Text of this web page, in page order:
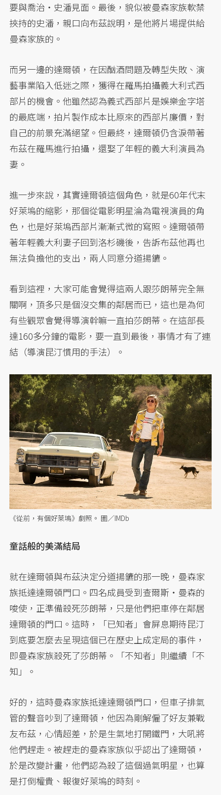
要與喬治・史潘見面。最後，貌似被曼森家族軟禁
挾持的史潘，親口向布茲說明，是他將片場提供給
曼森家族的。
而另一邊的達爾頓，在因酗酒問題及轉型失敗、演
藝事業陷入低迷之際，獲得在羅馬拍攝義大利式西
部片的機會。他雖然認為義式西部片是娛樂金字塔
的最底端，拍片製作成本比原來的西部片廉價，對
自己的前景充滿絕望。但最終，達爾頓仍含淚帶著
布茲在羅馬進行拍攝，還娶了年輕的義大利演員為
妻。
進一步來說，其實達爾頓這個角色，就是60年代末
好萊塢的縮影，那個從電影明星淪為電視演員的角
色，也是好萊塢西部片漸漸式微的寫照。達爾頓帶
著年輕義大利妻子回到洛杉磯後，告訴布茲他再也
無法負擔他的支出，兩人同意分道揚鑣。
看到這裡，大家可能會覺得這兩人跟莎朗蒂完全無
關啊，頂多只是個沒交集的鄰居而已，這也是為何
有些觀眾會覺得導演幹嘛一直拍莎朗蒂。在這部長
達160多分鐘的電影，要一直到最後，事情才有了連
結（導演昆汀慣用的手法）。
《從前，有個好萊塢》劇照。 圖／IMDb
童話般的美滿結局
就在達爾頓與布茲決定分道揚鑣的那一晚，曼森家
族抵達達爾頓門口。四名成員受到查爾斯・曼森的
唆使，正準備殺死莎朗蒂，只是他們把車停在鄰居
達爾頓的門口。這時，「已知者」會屏息期待昆汀
到底要怎麼去呈現這個已在歷史上成定局的事件，
即曼森家族殺死了莎朗蒂。「不知者」則繼續「不
知」。
好的，這時曼森家族抵達達爾頓門口，但車子排氣
管的聲音吵到了達爾頓，他因為剛解僱了好友兼戰
友布茲，心情超差，於是生氣地打開鐵門，大吼將
他們趕走。被趕走的曼森家族似乎認出了達爾頓，
於是改變計畫，他們認為殺了這個過氣明星，也算
是打倒權貴、報復好萊塢的時刻。